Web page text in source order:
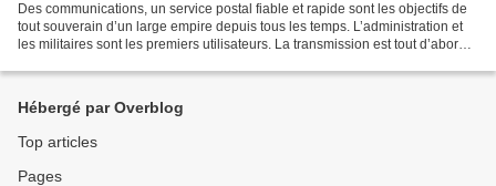
Des communications, un service postal fiable et rapide sont les objectifs de
tout souverain d’un large empire depuis tous les temps. L’administration et
les militaires sont les premiers utilisateurs. La transmission est tout d’abord
Hébergé par Overblog
Top articles
Pages